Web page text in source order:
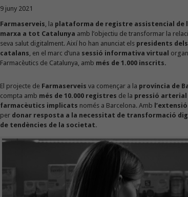
9 juny 2021
Farmaserveis, la plataforma de registre assistencial de
marxa a tot Catalunya amb l’objectiu de transformar la
seva salut digitalment. Així ho han anunciat els presidents
catalans, en el marc d’una sessió informativa virtual
Farmacèutics de Catalunya, amb més de 1.000 inscrits.
El projecte de Farmaserveis va començar a la província de
compta amb més de 10.000 registres de la pressió arterial
farmacèutics implicats només a Barcelona. Amb
per donar resposta a la necessitat de transformació
de tendències de la societat.